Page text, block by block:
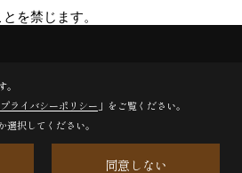
りません。
除きます。
関係当局の要請を受けた場
び財産の保護のために緊急の
を禁じます。
All Rights Reserved.
ト
プライバシーポリシー 」をご覧ください。
択してください。
同意しない